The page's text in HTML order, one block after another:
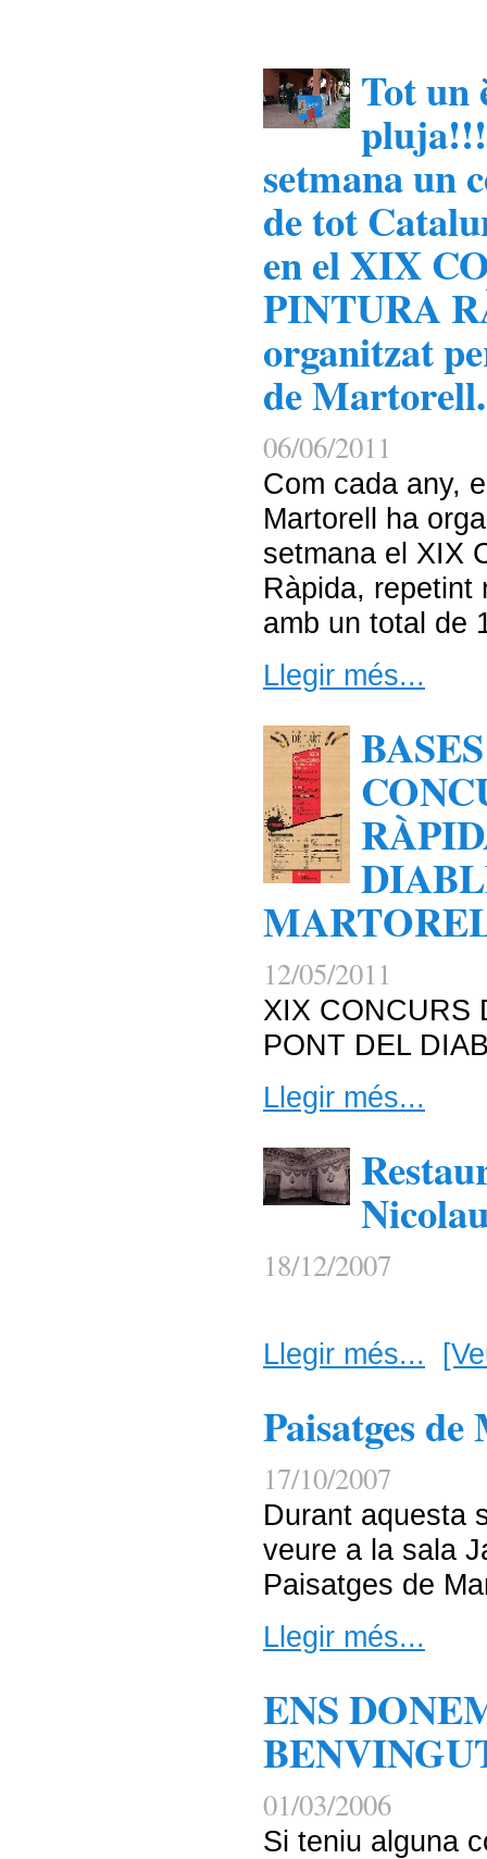
Tot un
setmana un
de tot
en el XIX
PINTURA
organitzat
de Martorell.
06/06/2011
Com cada any,
Martorell ha
setmana el XIX
Ràpida, repetint
amb un total de
Llegir més...
12/05/2011
XIX CONCURS
PONT DEL
Llegir més...
18/12/2007
Llegir més...
Paisatges
17/10/2007
Durant aquesta
veure a la sala
Paisatges de
Llegir més...
ENS
01/03/2006
Si teniu alguna